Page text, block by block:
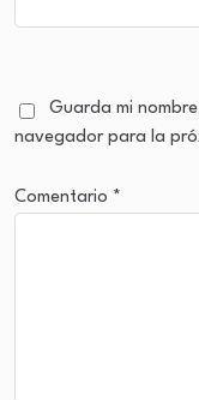
Guarda mi
navegador para la
Comentario *